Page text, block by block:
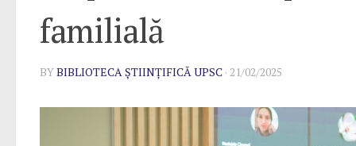
familială
BYBIBLIOTECA ȘTIINȚIFICĂ UPSC · 21/02/2025